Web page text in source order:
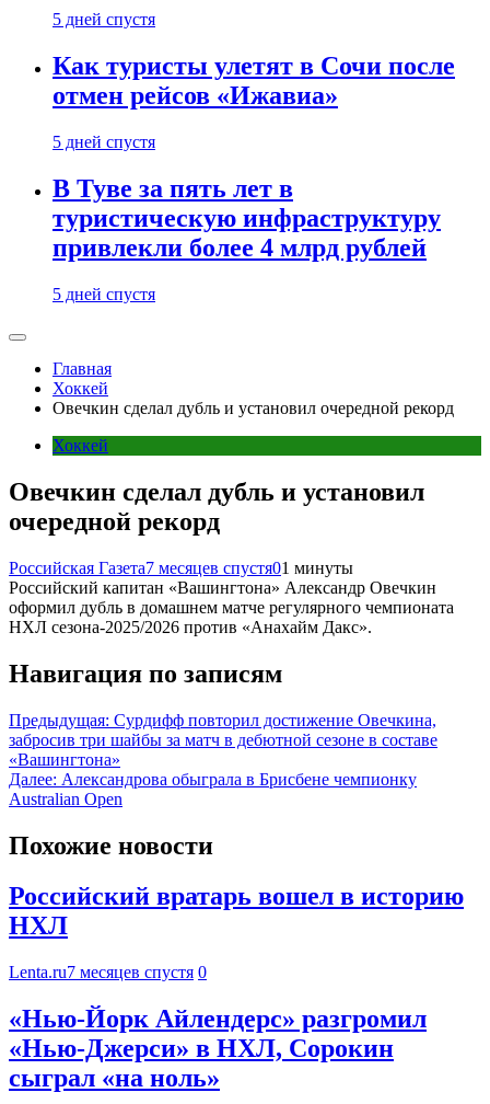
5 дней спустя
Как туристы улетят в Сочи после
отмен рейсов «Ижавиа»
5 дней спустя
В Туве за пять лет в
туристическую инфраструктуру
привлекли более 4 млрд рублей
5 дней спустя
Главная
Хоккей
Овечкин сделал дубль и установил очередной рекорд
Хоккей
Овечкин сделал дубль и установил
очередной рекорд
Российская Газета7 месяцев спустя01 минуты
Российский капитан «Вашингтона» Александр Овечкин
оформил дубль в домашнем матче регулярного чемпионата
НХЛ сезона-2025/2026 против «Анахайм Дакс».
Навигация по записям
Предыдущая: Сурдифф повторил достижение Овечкина,
забросив три шайбы за матч в дебютной сезоне в составе
«Вашингтона»
Далее: Александрова обыграла в Брисбене чемпионку
Australian Open
Похожие новости
Российский вратарь вошел в историю
НХЛ
Lenta.ru7 месяцев спустя 0
«Нью-Йорк Айлендерс» разгромил
«Нью-Джерси» в НХЛ, Сорокин
сыграл «на ноль»